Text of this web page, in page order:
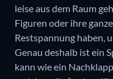
leise aus dem Raum
Figuren oder ihre
Restspannung haben,
Genau deshalb ist ein
kann wie ein